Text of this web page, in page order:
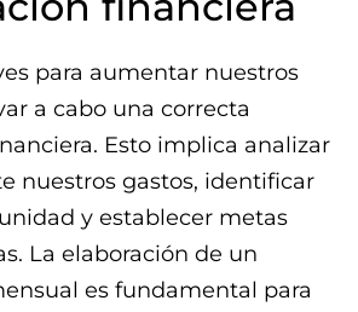
para aumentar nuestros
a cabo una correcta
Esto implica analizar
nuestros gastos, identificar
y establecer metas
La elaboración de un
es fundamental para